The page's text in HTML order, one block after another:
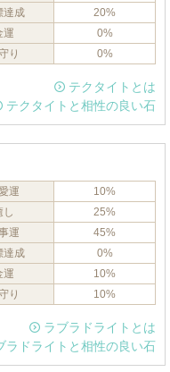
達成
20%
運
0%
り
0%
テクタイトとは
テクタイトと相性の良い石
運
10%
し
25%
運
45%
達成
0%
運
10%
り
10%
ラブラドライトとは
ラドライトと相性の良い石